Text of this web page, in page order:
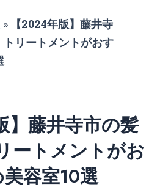
»
【2024年版】藤井寺
リートメントがおす
】藤井寺市の髪
ートメントがお
容室10選